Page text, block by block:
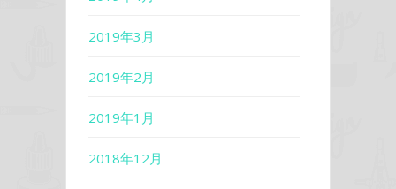
2019年3月
2019年2月
2019年1月
2018年12月